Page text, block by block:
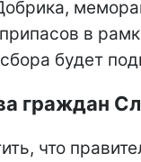
в
будет
граждан
что